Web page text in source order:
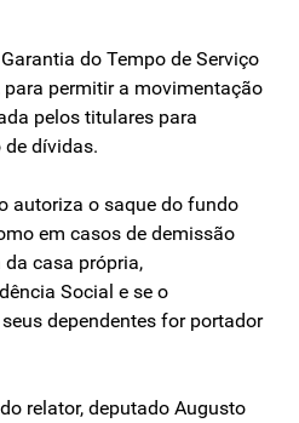
do Tempo de Serviço
permitir a movimentação
pelos titulares para
dívidas.
autoriza o saque do fundo
em casos de demissão
casa própria,
Social e se o
dependentes for portador
relator, deputado Augusto